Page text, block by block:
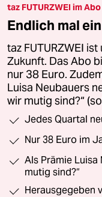
taz FUTURZWEI im
Endlich mal
taz FUTURZWEI
Zukunft. Das Abo
nur 38 Euro.
Luisa Neubauers
wir mutig sind?“
Jedes Quartal
Nur 38 Euro im
Als Prämie Luisa
mutig sind?“
Herausgegeben